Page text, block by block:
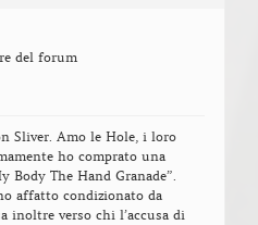
del forum
Sliver. Amo le Hole, i loro
ho comprato una
Body The Hand Granade”.
affatto condizionato da
inoltre verso chi l’accusa di